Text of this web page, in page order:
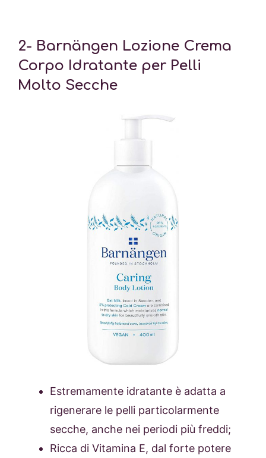
2- Barnängen Lozione Crema
Corpo Idratante per Pelli
Molto Secche
Estremamente idratante è adatta a
rigenerare le pelli particolarmente
secche, anche nei periodi più freddi;
Ricca di Vitamina E, dal forte potere